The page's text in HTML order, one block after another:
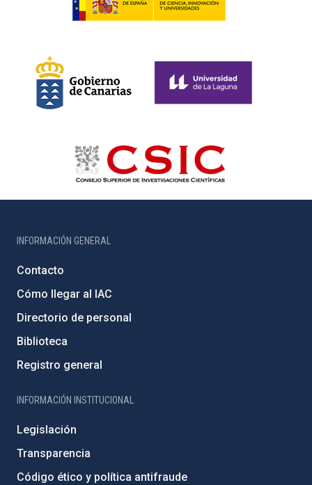
INFORMACIÓN GENERAL
Contacto
Cómo llegar al IAC
Directorio de personal
Biblioteca
Registro general
INFORMACIÓN INSTITUCIONAL
Legislación
Transparencia
Código ético y política antifraude